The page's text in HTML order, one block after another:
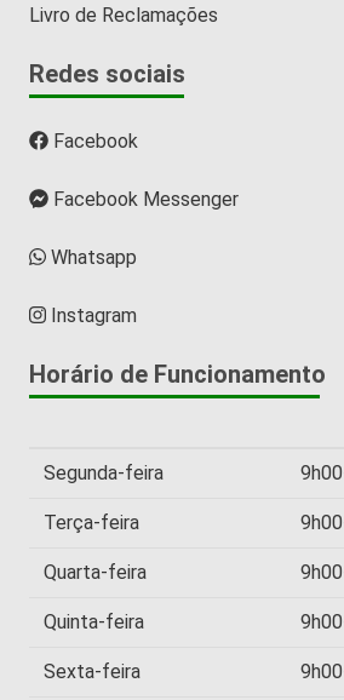
Livro de Reclamações
Redes sociais
Facebook
Facebook Messenger
Whatsapp
Instagram
Horário de Funcionamento
Segunda-feira
Terça-feira
Quarta-feira
Quinta-feira
Sexta-feira